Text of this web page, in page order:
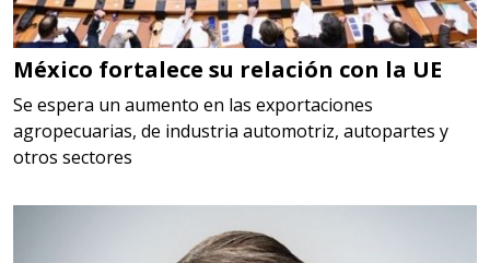
Especificaciones:
cualquiera
Aplicar al Requerimiento
Empresa en Querétaro
Requiere:
HERRAMIENTAS DE CORTE
México fortalece su relación con la UE
Se espera un aumento en las exportaciones
agropecuarias, de industria automotriz, autopartes y
otros sectores